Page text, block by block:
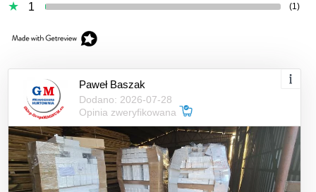
1 (1)
Paweł Baszak
Dodano: 2026-07-28
Opinia zweryfikowana